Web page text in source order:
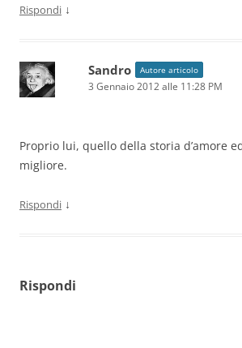
Rispondi ↓
Sandro Autore articolo
3 Gennaio 2012 alle 11:28 PM
Proprio lui, quello della storia d’amore
migliore.
Rispondi ↓
Rispondi